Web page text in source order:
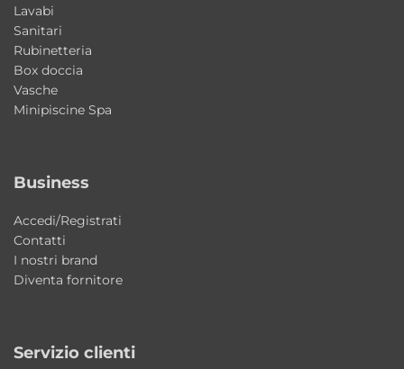
Materiale: ceramica
Installazione: sospesa o da appoggio
Dimensioni: 141x46xH15 cm
Finiture disponibili: Bianco, Bianco Matt
Vasche: 2
Produzione: Made in Italy
Perché scegliere MEG11PRO 141 cm
Una soluzione ampia e versatile che unisce
design contemporaneo, funzionalità doppia
Lavabi
Sanitari
Rubinetteria
Box doccia
Vasche
Minipiscine Spa
Business
Accedi/Registrati
Contatti
I nostri brand
Diventa fornitore
Servizio clienti